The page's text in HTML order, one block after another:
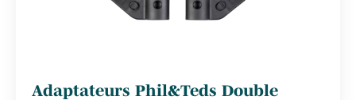
Adaptateurs Phil&Teds Double